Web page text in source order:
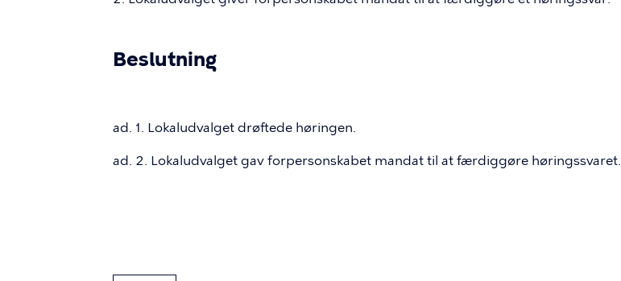
Beslutning
ad. 1. Lokaludvalget drøftede høringen.
ad. 2. Lokaludvalget gav forpersonskabet mandat til at færdiggøre høringssvaret.